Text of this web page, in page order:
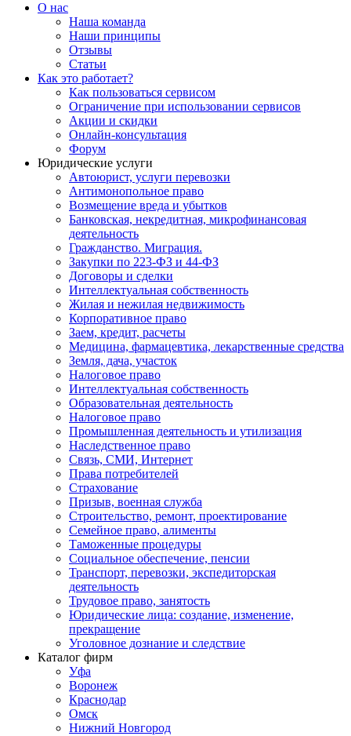
О нас
Наша команда
Наши принципы
Отзывы
Статьи
Как это работает?
Как пользоваться сервисом
Ограничение при использовании сервисов
Акции и скидки
Онлайн-консультация
Форум
Юридические услуги
Автоюрист, услуги перевозки
Антимонопольное право
Возмещение вреда и убытков
Банковская, некредитная, микрофинансовая
деятельность
Гражданство. Миграция.
Закупки по 223-ФЗ и 44-ФЗ
Договоры и сделки
Интеллектуальная собственность
Жилая и нежилая недвижимость
Корпоративное право
Заем, кредит, расчеты
Медицина, фармацевтика, лекарственные средства
Земля, дача, участок
Налоговое право
Интеллектуальная собственность
Образовательная деятельность
Налоговое право
Промышленная деятельность и утилизация
Наследственное право
Связь, СМИ, Интернет
Права потребителей
Страхование
Призыв, военная служба
Строительство, ремонт, проектирование
Семейное право, алименты
Таможенные процедуры
Социальное обеспечение, пенсии
Транспорт, перевозки, экспедиторская
деятельность
Трудовое право, занятость
Юридические лица: создание, изменение,
прекращение
Уголовное дознание и следствие
Каталог фирм
Уфа
Воронеж
Краснодар
Омск
Нижний Новгород